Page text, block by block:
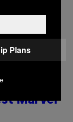
To
Marvel
Plans